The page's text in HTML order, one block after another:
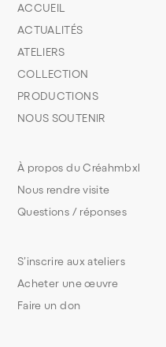
S’inscrire aux ateliers
Acheter une œuvre
Faire un don
À propos du Créahmbxl
Nous rendre visite
Questions / réponses
ACCUEIL
ACTUALITÉS
ATELIERS
COLLECTION
PRODUCTIONS
NOUS SOUTENIR